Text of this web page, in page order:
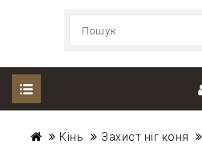
Кінь Захист ніг коня